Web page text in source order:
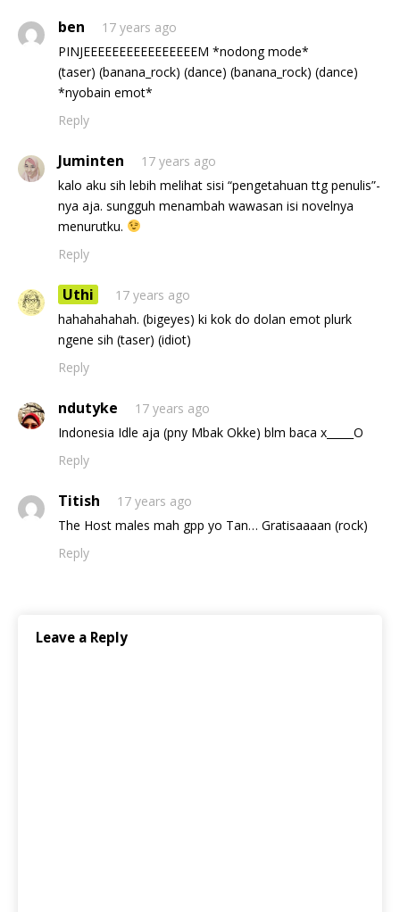
ben
17 years ago
PINJEEEEEEEEEEEEEEEEM *nodong mode*
(taser) (banana_rock) (dance) (banana_rock) (dance)
*nyobain emot*
Reply
Juminten
17 years ago
kalo aku sih lebih melihat sisi “pengetahuan ttg penulis”-
nya aja. sungguh menambah wawasan isi novelnya
menurutku.
Reply
Uthi
17 years ago
hahahahahah. (bigeyes) ki kok do dolan emot plurk
ngene sih (taser) (idiot)
Reply
ndutyke
17 years ago
Indonesia Idle aja (pny Mbak Okke) blm baca x_____O
Reply
Titish
17 years ago
The Host males mah gpp yo Tan… Gratisaaaan (rock)
Reply
Leave a Reply